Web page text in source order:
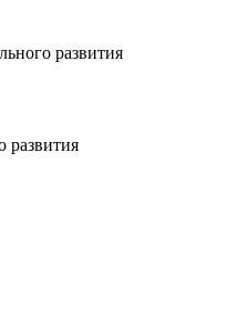
развития
развития